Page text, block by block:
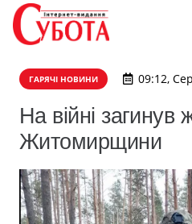
ГАРЯЧІ НОВИНИ 09:12,
На війні загинув
Житомирщини